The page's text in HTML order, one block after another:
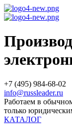
+7 (495) 984-68-02
info@russleader.ru
Работаем в
только
КАТАЛОГ